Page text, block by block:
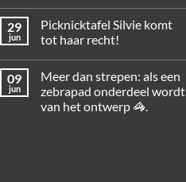
29
jun
Picknicktafel Silvie komt
tot haar recht!
09
jun
Meer dan strepen: als een
zebrapad onderdeel wordt
van het ontwerp 🦓.